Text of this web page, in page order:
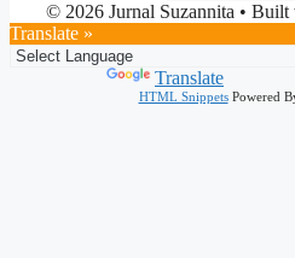
© 2026 Jurnal Suzannita • Built
Translate »
Translate
HTML SnippetsPowered